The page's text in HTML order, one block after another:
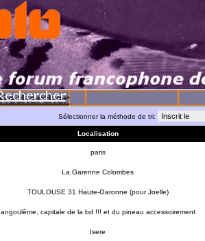
Sélectionner la méthode de tri:
Localisation
paris
La Garenne Colombes
TOULOUSE 31 Haute-Garonne (pour Joelle)
angoulême, capitale de la bd !!! et du pineau accessoirement
Isere